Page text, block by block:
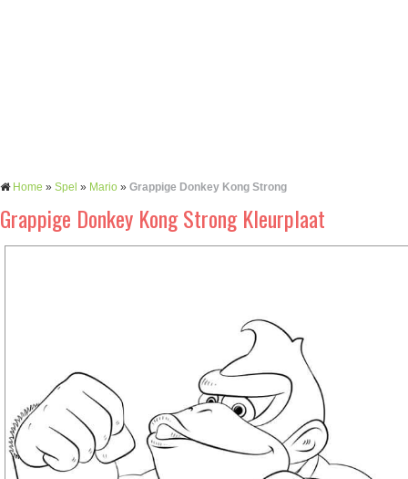
Home » Spel » Mario » Grappige Donkey Kong Strong
Grappige Donkey Kong Strong Kleurplaat